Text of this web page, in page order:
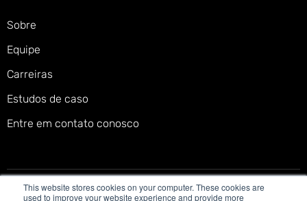
This website stores cookies on your computer. These cookies are
used to improve your website experience and provide more
Sobre
Equipe
Carreiras
Estudos de caso
Entre em contato conosco
Política de privacidade Termos de serviço